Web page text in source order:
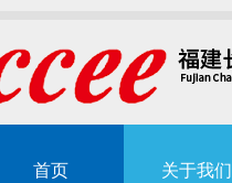
首页 关于我们